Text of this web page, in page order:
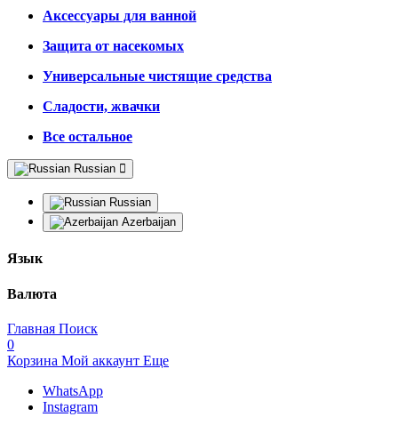
Аксессуары для ванной
Защита от насекомых
Универсальные чистящие средства
Сладости, жвачки
Все остальное
Russian
Russian
Azerbaijan
Язык
Валюта
Главная Поиск
0
Корзина Мой аккаунт Еще
WhatsApp
Instagram